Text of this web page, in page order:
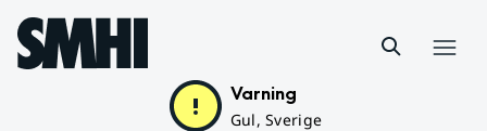
Hoppa till sidans innehåll
Varning
Gul, Sverige